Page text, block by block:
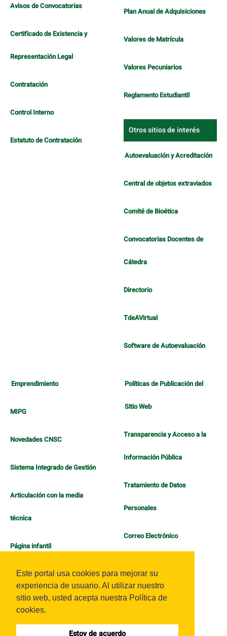
Este portal usa cookies para mejorar su
experiencia de usuario. Al utilizar nuestro
sitio web, usted acepta nuestra Política de
cookies.
Estoy de acuerdo
Avisos de Convocatorias
Certificado de Existencia y
Representación Legal
Contratación
Control Interno
Estatuto de Contratación
Plan Anual de Adquisiciones
Valores de Matrícula
Valores Pecuniarios
Reglamento Estudiantil
Otros sitios de interés
Autoevaluación y Acreditación
Central de objetos extraviados
Comité de Bioética
Convocatorias Docentes de
Cátedra
Directorio
TdeAVirtual
Software de Autoevaluación
Emprendimiento
MIPG
Novedades CNSC
Sistema Integrado de Gestión
Articulación con la media
técnica
Página infantil
Políticas de Publicación del
Sitio Web
Transparencia y Acceso a la
Información Pública
Tratamiento de Datos
Personales
Correo Electrónico